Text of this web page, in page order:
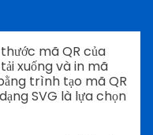
mã QR của
xuống và in mã
trình tạo mã QR
SVG là lựa chọn